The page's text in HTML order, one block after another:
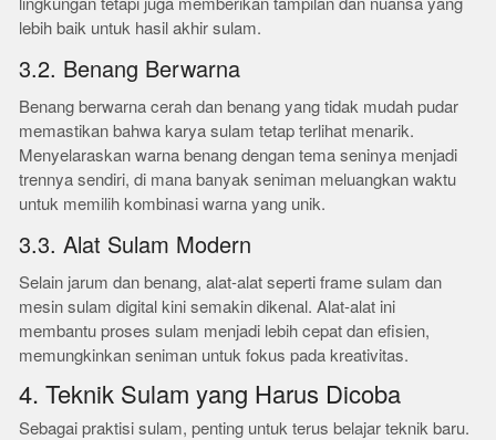
lebih baik untuk hasil akhir sulam.
3.2. Benang Berwarna
Benang berwarna cerah dan benang yang tidak mudah pudar
memastikan bahwa karya sulam tetap terlihat menarik.
Menyelaraskan warna benang dengan tema seninya menjadi
trennya sendiri, di mana banyak seniman meluangkan waktu
untuk memilih kombinasi warna yang unik.
3.3. Alat Sulam Modern
Selain jarum dan benang, alat-alat seperti frame sulam dan
mesin sulam digital kini semakin dikenal. Alat-alat ini
membantu proses sulam menjadi lebih cepat dan efisien,
memungkinkan seniman untuk fokus pada kreativitas.
4. Teknik Sulam yang Harus Dicoba
Sebagai praktisi sulam, penting untuk terus belajar teknik baru.